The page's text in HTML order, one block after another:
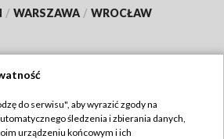
/ WARSZAWA / WROCŁAW
TVP
do serwisu", aby wyrazić zgody na
śledzenia i zbierania danych,
urządzeniu końcowym i ich